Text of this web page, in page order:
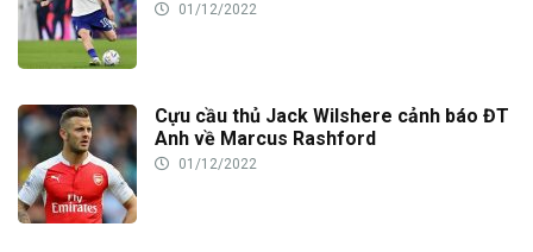
01/12/2022
Cựu cầu thủ Jack Wilshere cảnh báo ĐT
Anh về Marcus Rashford
01/12/2022